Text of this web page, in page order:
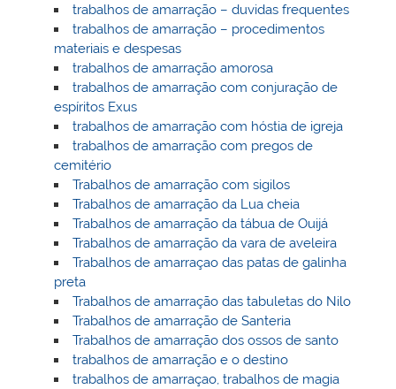
trabalhos de amarração – duvidas frequentes
trabalhos de amarração – procedimentos
materiais e despesas
trabalhos de amarração amorosa
trabalhos de amarração com conjuração de
espíritos Exus
trabalhos de amarração com hóstia de igreja
trabalhos de amarração com pregos de
cemitério
Trabalhos de amarração com sigilos
Trabalhos de amarração da Lua cheia
Trabalhos de amarração da tábua de Ouijá
Trabalhos de amarração da vara de aveleira
Trabalhos de amarraçao das patas de galinha
preta
Trabalhos de amarração das tabuletas do Nilo
Trabalhos de amarração de Santeria
Trabalhos de amarração dos ossos de santo
trabalhos de amarração e o destino
trabalhos de amarraçao, trabalhos de magia